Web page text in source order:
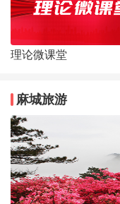
理论微课堂
麻城旅游